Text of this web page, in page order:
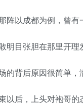
阵以成都为例，曾有
明目张胆在那里开理
的背后原因很简单，
以后，上头对袍哥的